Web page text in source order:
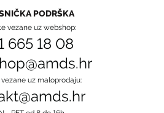
PODRŠKA
vezane uz webshop:
665 18 08
uz maloprodaju: